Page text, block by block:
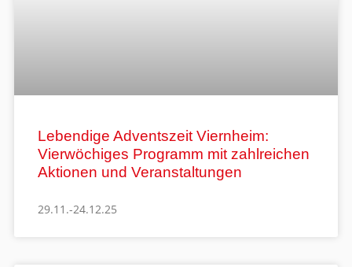
Lebendige Adventszeit Viernheim:
Vierwöchiges Programm mit zahlreichen
Aktionen und Veranstaltungen
29.11.-24.12.25